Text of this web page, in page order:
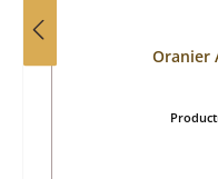
Oranier